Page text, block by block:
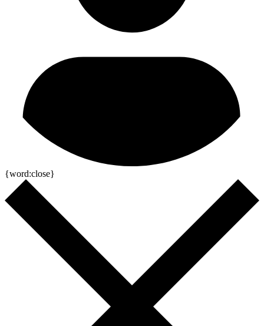
{word:close}